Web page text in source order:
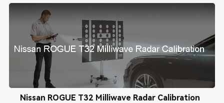
Nissan ROGUE T32 Milliwave Radar Calibration